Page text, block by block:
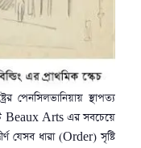
পেনসিলভানিয়ায় স্থাপত্য
Beaux Arts এর সবচেয়ে
যেসব ধারা (Order) সৃষ্টি